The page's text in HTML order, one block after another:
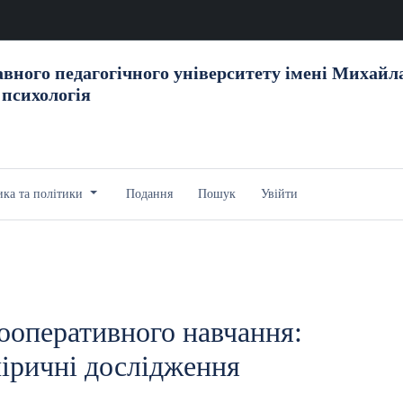
педагогічного університету імені
та політики Подання Пошук Увійти
навчання:
дослідження